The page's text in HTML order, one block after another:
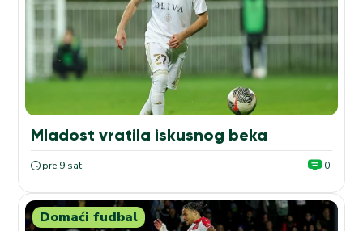
Mladost vratila iskusnog beka
pre 9 sati 0
Domaći fudbal